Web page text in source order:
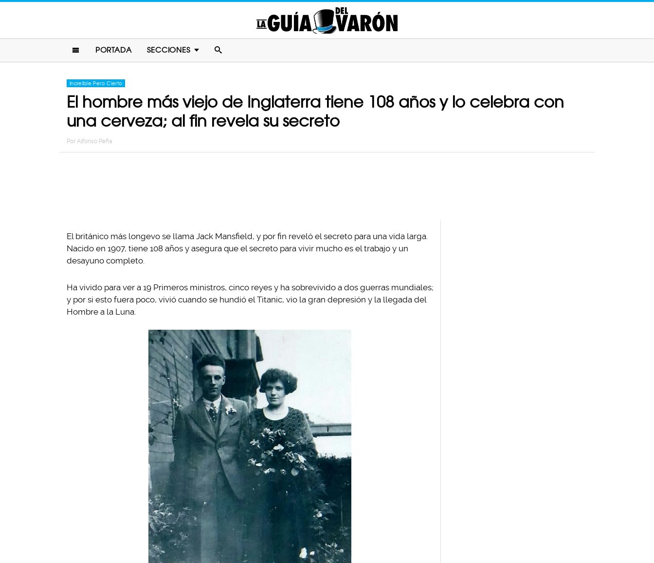
PORTADA SECCIONES
Increíble Pero Cierto
El hombre más viejo de Inglaterra tiene 108 años y lo celebra con
una cerveza; al fin revela su secreto
Por Alfonso Peña
El británico más longevo se llama Jack Mansfield, y por fin reveló el secreto para una vida larga.
Nacido en 1907, tiene 108 años y asegura que el secreto para vivir mucho es el trabajo y un
desayuno completo.
Ha vivido para ver a 19 Primeros ministros, cinco reyes y ha sobrevivido a dos guerras mundiales;
y por si esto fuera poco, vivió cuando se hundió el Titanic, vio la gran depresión y la llegada del
Hombre a la Luna.